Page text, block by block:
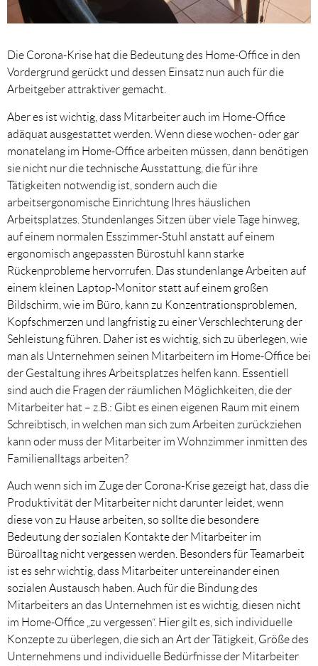
Die Corona-Krise hat die Bedeutung des Home-Office in den
Vordergrund gerückt und dessen Einsatz nun auch für die
Arbeitgeber attraktiver gemacht.
Aber es ist wichtig, dass Mitarbeiter auch im Home-Office
adäquat ausgestattet werden. Wenn diese wochen- oder gar
monatelang im Home-Office arbeiten müssen, dann benötigen
sie nicht nur die technische Ausstattung, die für ihre
Tätigkeiten notwendig ist, sondern auch die
arbeitsergonomische Einrichtung Ihres häuslichen
Arbeitsplatzes. Stundenlanges Sitzen über viele Tage hinweg,
auf einem normalen Esszimmer-Stuhl anstatt auf einem
ergonomisch angepassten Bürostuhl kann starke
Rückenprobleme hervorrufen. Das stundenlange Arbeiten auf
einem kleinen Laptop-Monitor statt auf einem großen
Bildschirm, wie im Büro, kann zu Konzentrationsproblemen,
Kopfschmerzen und langfristig zu einer Verschlechterung der
Sehleistung führen. Daher ist es wichtig, sich zu überlegen, wie
man als Unternehmen seinen Mitarbeitern im Home-Office bei
der Gestaltung ihres Arbeitsplatzes helfen kann. Essentiell
sind auch die Fragen der räumlichen Möglichkeiten, die der
Mitarbeiter hat – z.B.: Gibt es einen eigenen Raum mit einem
Schreibtisch, in welchen man sich zum Arbeiten zurückziehen
kann oder muss der Mitarbeiter im Wohnzimmer inmitten des
Familienalltags arbeiten?
Auch wenn sich im Zuge der Corona-Krise gezeigt hat, dass die
Produktivität der Mitarbeiter nicht darunter leidet, wenn
diese von zu Hause arbeiten, so sollte die besondere
Bedeutung der sozialen Kontakte der Mitarbeiter im
Büroalltag nicht vergessen werden. Besonders für Teamarbeit
ist es sehr wichtig, dass Mitarbeiter untereinander einen
sozialen Austausch haben. Auch für die Bindung des
Mitarbeiters an das Unternehmen ist es wichtig, diesen nicht
im Home-Office „zu vergessen“. Hier gilt es, sich individuelle
Konzepte zu überlegen, die sich an Art der Tätigkeit, Größe des
Unternehmens und individuelle Bedürfnisse der Mitarbeiter